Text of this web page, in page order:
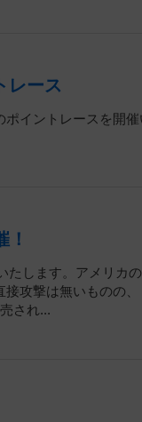
レース
イントレースを開
します。アメリカ
攻撃は無いものの
され...